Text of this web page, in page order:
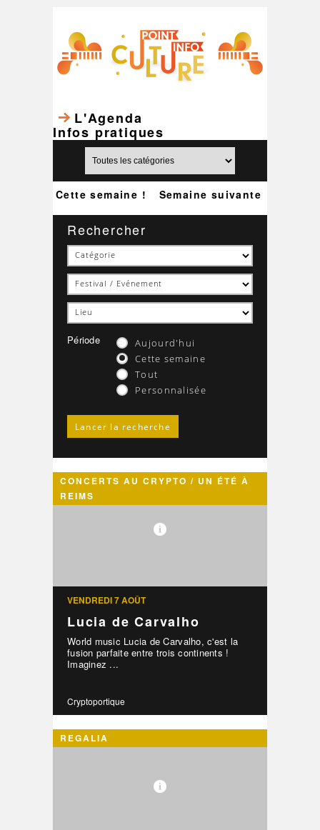
L'Agenda
Infos pratiques
Semaine suivante
Cette semaine !
Rechercher
Période
Aujourd'hui
Cette semaine
Tout
Personnalisée
CONCERTS AU CRYPTO / UN ÉTÉ À
REIMS
VENDREDI 7 AOÛT
Lucia de Carvalho
World music Lucia de Carvalho, c'est la
fusion parfaite entre trois continents !
Imaginez ...
Cryptoportique
REGALIA